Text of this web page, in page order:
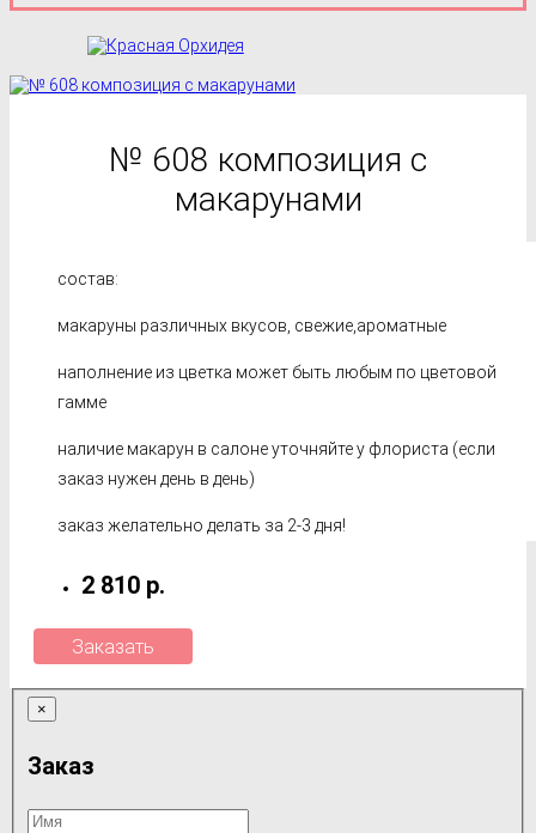
№ 608 композиция с
макарунами
состав:
макаруны различных вкусов, свежие,ароматные
наполнение из цветка может быть любым по цветовой
гамме
наличие макарун в салоне уточняйте у флориста (если
заказ нужен день в день)
заказ желательно делать за 2-3 дня!
2 810 р.
Заказать
×
Заказ